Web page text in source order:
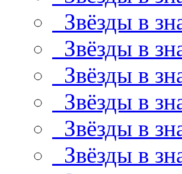
Звёзды в
Звёзды в
Звёзды в
Звёзды в
Звёзды в
Звёзды в